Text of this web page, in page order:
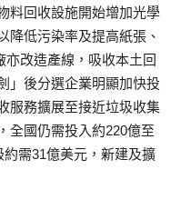
料回收設施開始增加光學
降低污染率及提高紙張、
改造產線，吸收本土回
」後分選企業明顯加快投
服務擴展至接近垃圾收集
全國仍需投入約220億至
需31億美元，新建及擴